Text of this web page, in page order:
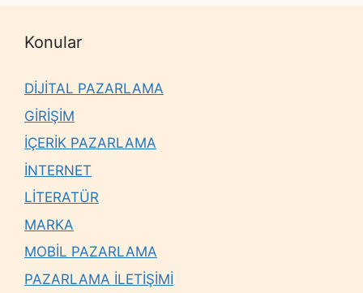
Konular
DİJİTAL PAZARLAMA
GİRİŞİM
İÇERİK PAZARLAMA
İNTERNET
LİTERATÜR
MARKA
MOBİL PAZARLAMA
PAZARLAMA İLETİŞİMİ